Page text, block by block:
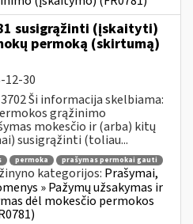
susigrąžinti (įskaityti)
permoką (skirtumą)
12-30
Ši informacija skelbiama:
grąžinimo
mokesčio ir (arba) kitų
susigrąžinti (toliau...
permoka
prašymas permokai gauti
kategorijos: Prašymai,
» Pažymų užsakymas ir
dėl mokesčio permokos